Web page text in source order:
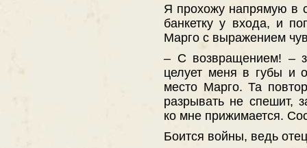
Я прохожу напрямую в
банкетку у входа, и
Марго с выражением
– С возвращением! –
целует меня в губы и
место Марго. Та
разрывать не спешит,
ко мне прижимается.
Боится войны, ведь